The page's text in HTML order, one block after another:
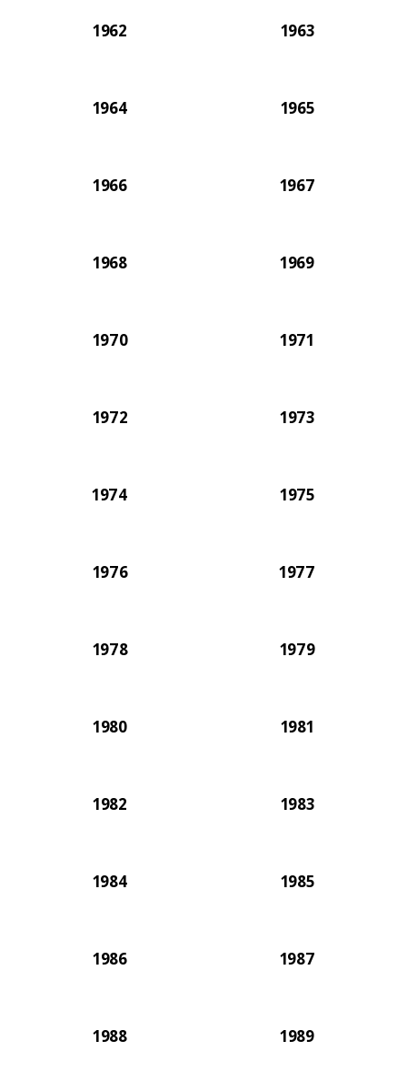
1962 1963
1964 1965
1966 1967
1968 1969
1970 1971
1972 1973
1974 1975
1976 1977
1978 1979
1980 1981
1982 1983
1984 1985
1986 1987
1988 1989